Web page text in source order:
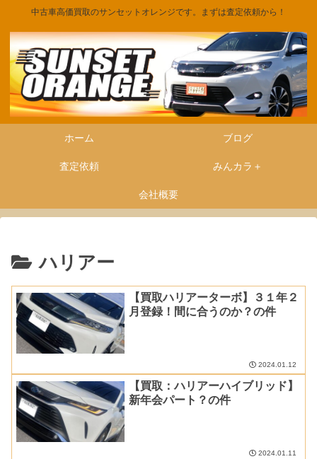
中古車高価買取のサンセットオレンジです。まずは査定依頼から！
ホーム ブログ
査定依頼 みんカラ＋
会社概要
ハリアー
【買取ハリアーターボ】３１年２
月登録！間に合うのか？の件
2024.01.12
【買取：ハリアーハイブリッド】
新年会パート？の件
2024.01.11